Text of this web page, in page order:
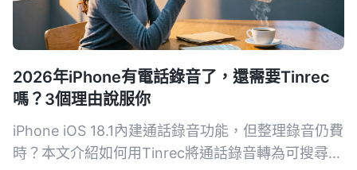
2026年iPhone有電話錄音了，還需要Tinrec
嗎？3個理由說服你
iPhone iOS 18.1內建通話錄音功能，但整理錄音仍費
時？本文介紹如何用Tinrec將通話錄音轉為可搜尋的